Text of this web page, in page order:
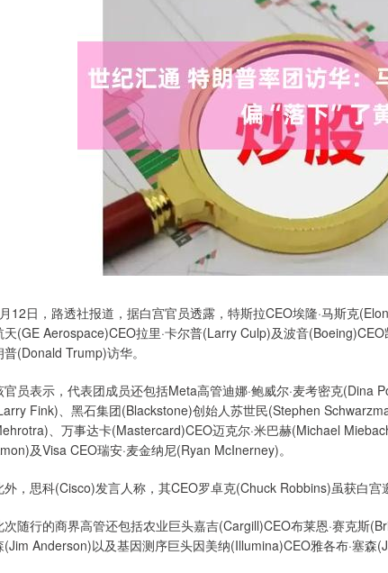
12日，路透社报道，据白宫官员透露，特斯拉CEO埃隆·马斯克
天(GE Aerospace)CEO拉里·卡尔普(Larry Culp)及波音
普(Donald Trump)访华。
官员表示，代表团成员还包括Meta高管迪娜·鲍威尔·麦考密克(Dina
Fink)、黑石集团(Blackstone)创始人苏世民(Stephen
、万事达卡(Mastercard)CEO迈克尔·米巴赫(Michael
及Visa CEO瑞安·麦金纳尼(Ryan McInerney)。
外，思科(Cisco)发言人称，其CEO罗卓克(Chuck Robbins)虽获白宫
次随行的商界高管还包括农业巨头嘉吉(Cargill)CEO布莱恩·赛克斯
(Jim Anderson)以及基因测序巨头因美纳(Illumina)CEO雅各布·塞森